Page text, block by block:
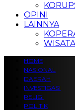
OPINI
LAINNYA
HOME
NASIONAL
DAERAH
INVESTIGASI
RELIGI
POLITIK